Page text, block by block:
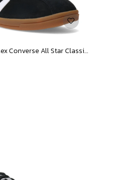
Championes Unisex Converse All Star Classic Trainer Suede - Negro